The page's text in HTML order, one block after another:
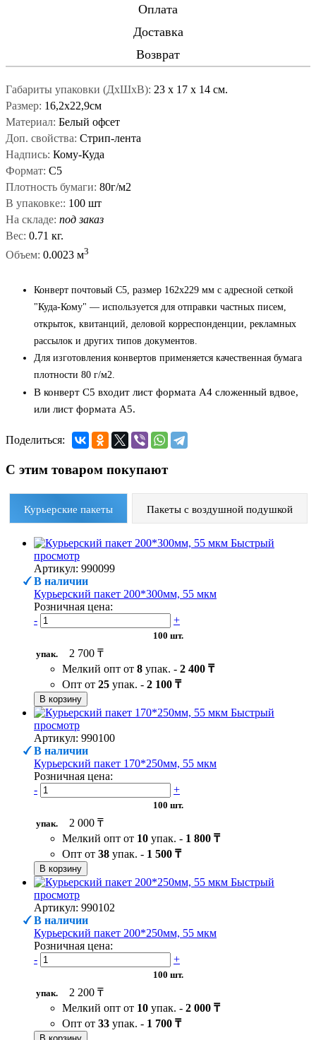
Оплата
Доставка
Возврат
Габариты упаковки (ДxШxВ): 23 x 17 x 14 см.
Размер: 16,2х22,9см
Материал: Белый офсет
Доп. свойства: Стрип-лента
Надпись: Кому-Куда
Формат: С5
Плотность бумаги: 80г/м2
В упаковке:: 100 шт
На складе: под заказ
Вес: 0.71 кг.
Объем: 0.0023 м3
Конверт почтовый C5, размер 162x229 мм с адресной сеткой
"Куда-Кому" — используется для отправки частных писем,
открыток, квитанций, деловой корреспонденции, рекламных
рассылок и других типов документов.
Для изготовления конвертов применяется качественная бумага
плотности 80 г/м2.
В конверт С5 входит лист формата А4 сложенный вдвое,
или лист формата А5.
Поделиться:
С этим товаром покупают
Курьерские пакеты Пакеты с воздушной подушкой
Быстрый
просмотр
Артикул: 990099
В наличии
Курьерский пакет 200*300мм, 55 мкм
Розничная цена:
-
+
100 шт.
упак.
2 700 ₸
Мелкий опт от 8 упак. - 2 400 ₸
Опт от 25 упак. - 2 100 ₸
В корзину
Быстрый
просмотр
Артикул: 990100
В наличии
Курьерский пакет 170*250мм, 55 мкм
Розничная цена:
-
+
100 шт.
упак.
2 000 ₸
Мелкий опт от 10 упак. - 1 800 ₸
Опт от 38 упак. - 1 500 ₸
В корзину
Быстрый
просмотр
Артикул: 990102
В наличии
Курьерский пакет 200*250мм, 55 мкм
Розничная цена:
-
+
100 шт.
упак.
2 200 ₸
Мелкий опт от 10 упак. - 2 000 ₸
Опт от 33 упак. - 1 700 ₸